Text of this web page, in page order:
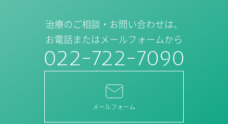
治療のご相談・お問い合わせは、
お電話またはメールフォームから
022-722-7090
メールフォーム